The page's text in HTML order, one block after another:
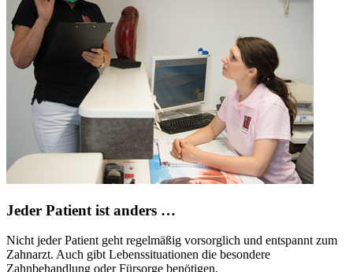
Jeder Patient ist anders …
Nicht jeder Patient geht regelmäßig vorsorglich und entspannt zum
Zahnarzt. Auch gibt Lebenssituationen die besondere
Zahnbehandlung oder Fürsorge benötigen.